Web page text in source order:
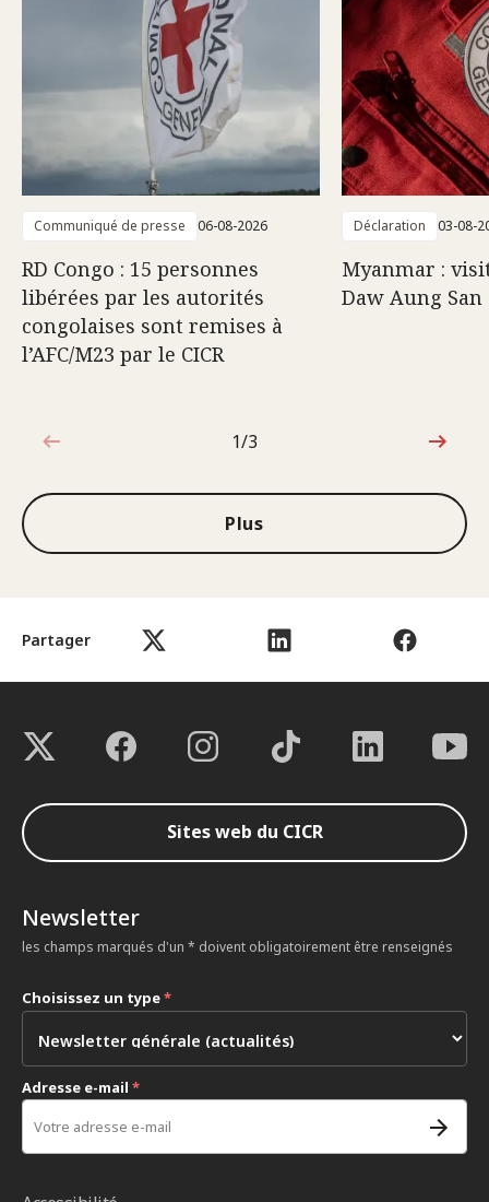
Partager
Communiqué de presse 06-08-2026
RD Congo : 15 personnes
libérées par les autorités
congolaises sont remises à
l’AFC/M23 par le CICR
Déclaration 03-08-
Myanmar :
Daw Aung San
1sur3
1/3
Plus
Sites web du CICR
Newsletter
les champs marqués d'un * doivent obligatoirement être renseignés
Choisissez un type*
Adresse e-mail *